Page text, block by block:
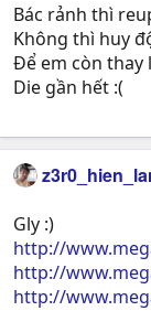
Bác rảnh thì
Không thì huy
Để em còn thay
Die gần hết :(
Gly :)
http://
http://
http://